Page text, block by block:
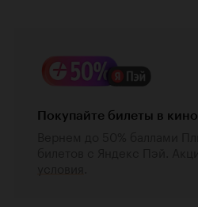
Покупайте билеты в кино